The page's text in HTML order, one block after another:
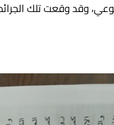
وقد وقعت تلك الجرائم